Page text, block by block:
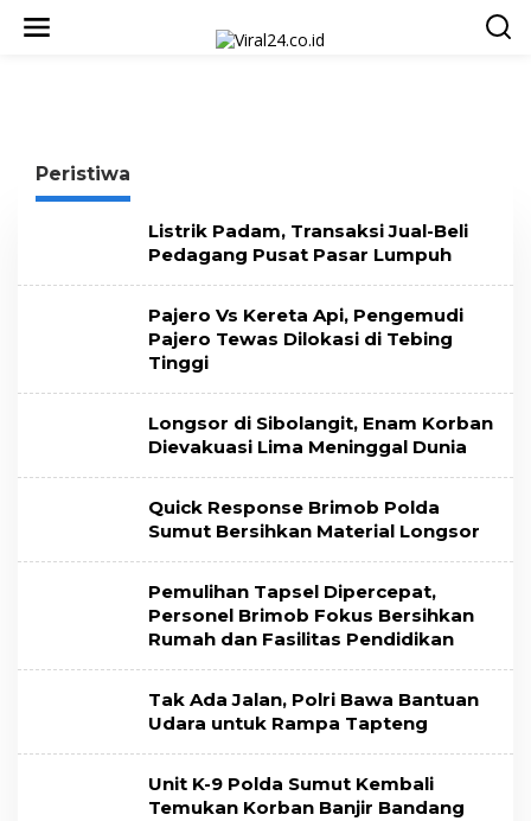
Peristiwa
Listrik Padam, Transaksi Jual-Beli
Pedagang Pusat Pasar Lumpuh
Pajero Vs Kereta Api, Pengemudi
Pajero Tewas Dilokasi di Tebing
Tinggi
Longsor di Sibolangit, Enam Korban
Dievakuasi Lima Meninggal Dunia
Quick Response Brimob Polda
Sumut Bersihkan Material Longsor
Pemulihan Tapsel Dipercepat,
Personel Brimob Fokus Bersihkan
Rumah dan Fasilitas Pendidikan
Tak Ada Jalan, Polri Bawa Bantuan
Udara untuk Rampa Tapteng
Unit K-9 Polda Sumut Kembali
Temukan Korban Banjir Bandang